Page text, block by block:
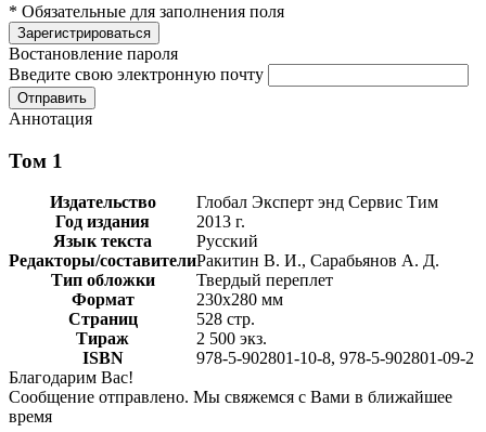
* Обязательные для заполнения поля
Востановление пароля
Введите свою электронную почту
Аннотация
Том 1
Издательство
Глобал Эксперт энд Сервис Тим
Год издания
2013 г.
Язык текста
Русский
Редакторы/составителиРакитин В. И., Сарабьянов А. Д.
Тип обложки
Твердый переплет
Формат
230х280 мм
Страниц
528 стр.
Тираж
2 500 экз.
ISBN
978-5-902801-10-8, 978-5-902801-09-2
Благодарим Вас!
Сообщение отправлено. Мы свяжемся с Вами в ближайшее
время